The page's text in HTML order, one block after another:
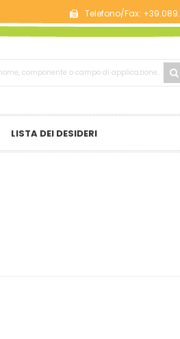
Telefono/Fax:
LISTA DEI DESIDERI